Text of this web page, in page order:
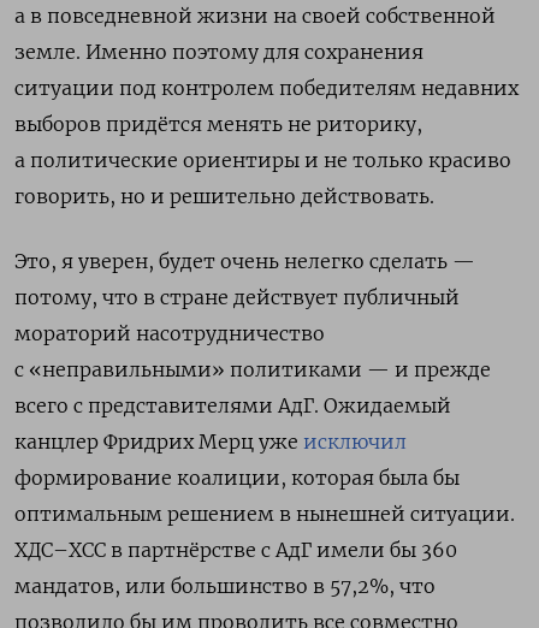
а в повседневной жизни на своей собственной
земле. Именно поэтому для сохранения
ситуации под контролем победителям недавних
выборов придётся менять не риторику,
а политические ориентиры и не только красиво
говорить, но и решительно действовать.
Это, я уверен, будет очень нелегко сделать —
потому, что в стране действует публичный
мораторий насотрудничество
с «неправильными» политиками — и прежде
всего с представителями АдГ. Ожидаемый
канцлер Фридрих Мерц уже исключил
формирование коалиции, которая была бы
оптимальным решением в нынешней ситуации.
ХДС–ХСС в партнёрстве с АдГ имели бы 360
мандатов, или большинство в 57,2%, что
позволило бы им проводить все совместно